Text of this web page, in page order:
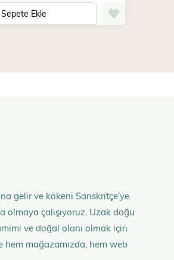
Sepete Ekle
gelir ve kökeni Sanskritçe’ye
olmaya çalışıyoruz. Uzak doğu
ve doğal olanı olmak için
hem mağazamızda, hem web